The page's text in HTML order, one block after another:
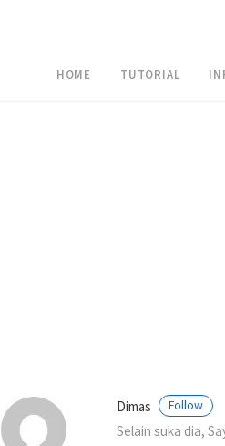
HOME TUTORIAL
Dimas Follow
Selain suka dia,